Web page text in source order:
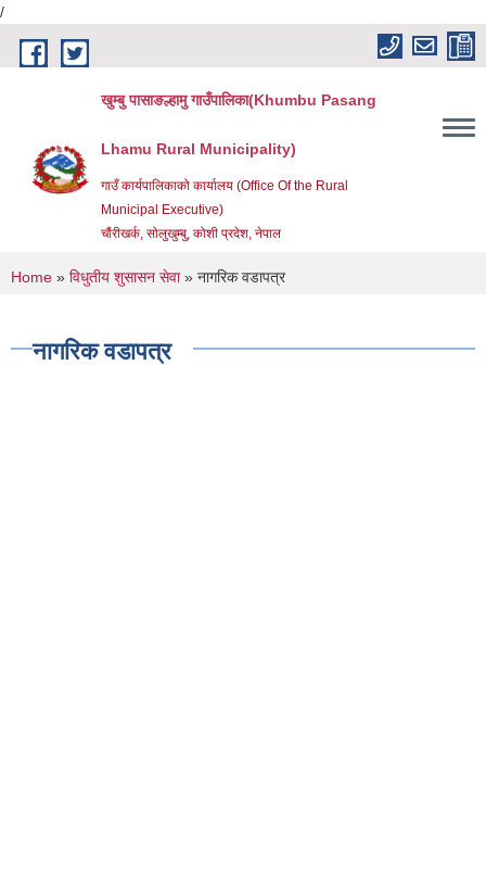
/
Skip to main content
खुम्बु पासाङल्हामु गाउँपालिका(Khumbu Pasang
Lhamu Rural Municipality)
गाउँ कार्यपालिकाको कार्यालय (Office Of the Rural
Municipal Executive)
चौंरीखर्क, सोलुखुम्बु, कोशी प्रदेश, नेपाल
You are here
Home » विधुतीय शुसासन सेवा» नागरिक वडापत्र
नागरिक वडापत्र